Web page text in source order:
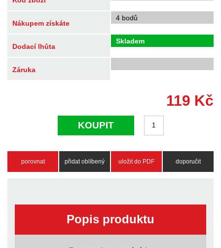
Nákupem získáte
4 bodů
Dodací lhůta
Skladem
Záruka
119 Kč
KOUPIT
porovnat přidat oblíbený uložit do PDF doporučit
Popis produktu